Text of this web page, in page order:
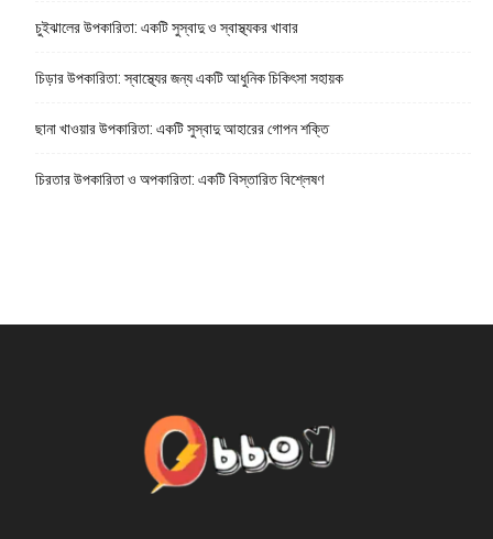
চুইঝালের উপকারিতা: একটি সুস্বাদু ও স্বাস্থ্যকর খাবার
চিড়ার উপকারিতা: স্বাস্থ্যের জন্য একটি আধুনিক চিকিৎসা সহায়ক
ছানা খাওয়ার উপকারিতা: একটি সুস্বাদু আহারের গোপন শক্তি
চিরতার উপকারিতা ও অপকারিতা: একটি বিস্তারিত বিশ্লেষণ